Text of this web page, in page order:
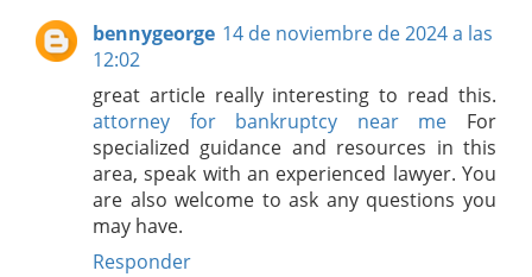
bennygeorge 14 de noviembre de 2024 a las
12:02
great article really interesting to read this.
attorney for bankruptcy near me For
specialized guidance and resources in this
area, speak with an experienced lawyer. You
are also welcome to ask any questions you
may have.
Responder